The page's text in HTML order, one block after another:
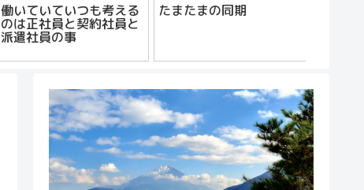
働いていていつも考える
のは正社員と契約社員と
派遣社員の事
たまたまの同期